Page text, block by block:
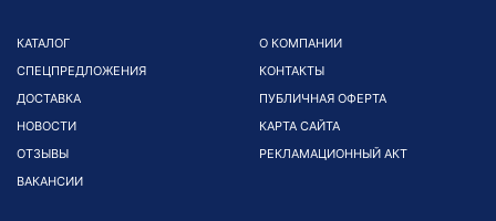
КАТАЛОГ
СПЕЦПРЕДЛОЖЕНИЯ
ДОСТАВКА
НОВОСТИ
ОТЗЫВЫ
ВАКАНСИИ
О КОМПАНИИ
КОНТАКТЫ
ПУБЛИЧНАЯ ОФЕРТА
КАРТА САЙТА
РЕКЛАМАЦИОННЫЙ АКТ